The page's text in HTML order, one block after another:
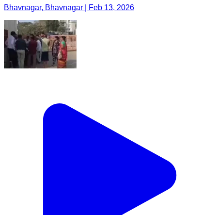
Bhavnagar, Bhavnagar | Feb 13, 2026